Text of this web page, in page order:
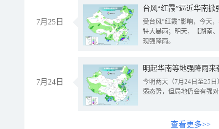
7月25日
台风“红霞”逼近华南
受台风“红霞”影响，今天
特大暴雨；明天，【湖南
现强降雨。
7月24日
明起华南等地强降雨
今明两天（7月24日至25
弱态势，但局地仍会有强
查看更多>>